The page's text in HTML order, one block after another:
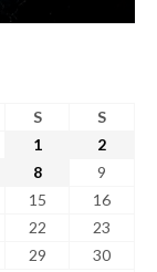
S
S
1
2
8
9
15
16
22
23
29
30